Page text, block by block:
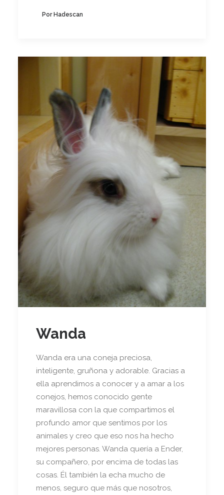
Por Hadescan
Wanda
Wanda era una coneja preciosa,
inteligente, gruñona y adorable. Gracias a
ella aprendimos a conocer y a amar a los
conejos, hemos conocido gente
maravillosa con la que compartimos el
profundo amor que sentimos por los
animales y creo que eso nos ha hecho
mejores personas. Wanda quería a Ender,
su compañero, por encima de todas las
cosas. Él también la echa mucho de
menos, seguro que más que nosotros,